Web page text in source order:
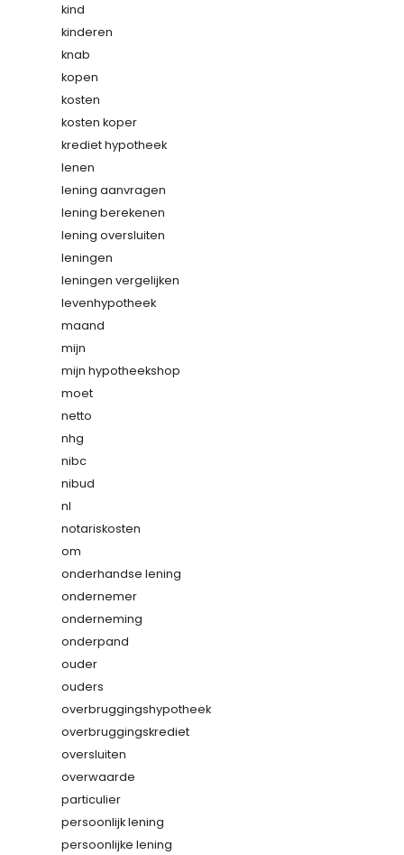
kind
kinderen
knab
kopen
kosten
kosten koper
krediet hypotheek
lenen
lening aanvragen
lening berekenen
lening oversluiten
leningen
leningen vergelijken
levenhypotheek
maand
mijn
mijn hypotheekshop
moet
netto
nhg
nibc
nibud
nl
notariskosten
om
onderhandse lening
ondernemer
onderneming
onderpand
ouder
ouders
overbruggingshypotheek
overbruggingskrediet
oversluiten
overwaarde
particulier
persoonlijk lening
persoonlijke lening